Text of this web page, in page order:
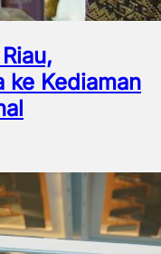
ke Kediaman